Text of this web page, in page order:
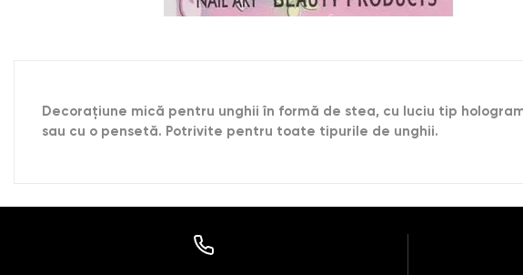
Decoraţiune mică pentru unghii în formă de stea, cu luciu tip
sau cu o pensetă. Potrivite pentru toate tipurile de unghii.